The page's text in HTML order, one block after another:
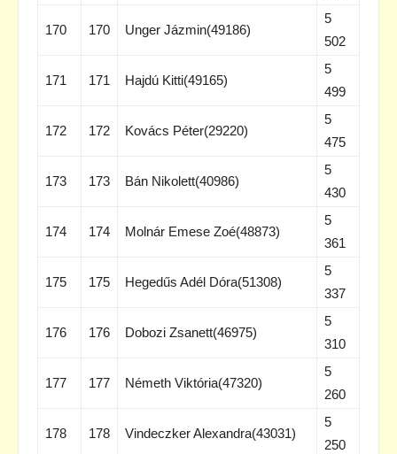
170 170 Unger Jázmin(49186)
5
502
171 171 Hajdú Kitti(49165)
5
499
172 172 Kovács Péter(29220)
5
475
173 173 Bán Nikolett(40986)
5
430
174 174 Molnár Emese Zoé(48873)
5
361
175 175 Hegedűs Adél Dóra(51308)
5
337
176 176 Dobozi Zsanett(46975)
5
310
177 177 Németh Viktória(47320)
5
260
178 178 Vindeczker Alexandra(43031)
5
250